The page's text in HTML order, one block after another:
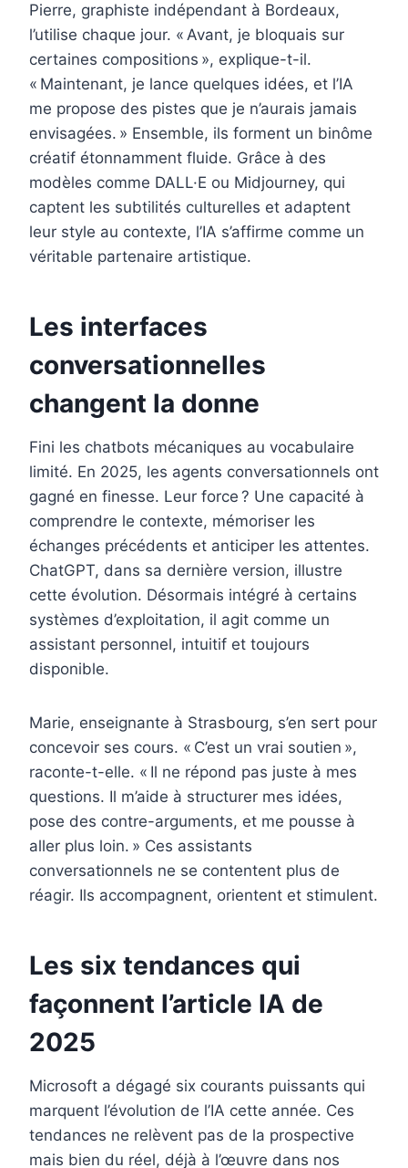
Pierre, graphiste indépendant à Bordeaux,
l’utilise chaque jour. « Avant, je bloquais sur
certaines compositions », explique-t-il.
« Maintenant, je lance quelques idées, et l’IA
me propose des pistes que je n’aurais jamais
envisagées. » Ensemble, ils forment un binôme
créatif étonnamment fluide. Grâce à des
modèles comme DALL·E ou Midjourney, qui
captent les subtilités culturelles et adaptent
leur style au contexte, l’IA s’affirme comme un
véritable partenaire artistique.
Les interfaces
conversationnelles
changent la donne
Fini les chatbots mécaniques au vocabulaire
limité. En 2025, les agents conversationnels ont
gagné en finesse. Leur force ? Une capacité à
comprendre le contexte, mémoriser les
échanges précédents et anticiper les attentes.
ChatGPT, dans sa dernière version, illustre
cette évolution. Désormais intégré à certains
systèmes d’exploitation, il agit comme un
assistant personnel, intuitif et toujours
disponible.
Marie, enseignante à Strasbourg, s’en sert pour
concevoir ses cours. « C’est un vrai soutien »,
raconte-t-elle. « Il ne répond pas juste à mes
questions. Il m’aide à structurer mes idées,
pose des contre-arguments, et me pousse à
aller plus loin. » Ces assistants
conversationnels ne se contentent plus de
réagir. Ils accompagnent, orientent et stimulent.
Les six tendances qui
façonnent l’article IA de
2025
Microsoft a dégagé six courants puissants qui
marquent l’évolution de l’IA cette année. Ces
tendances ne relèvent pas de la prospective
mais bien du réel, déjà à l’œuvre dans nos